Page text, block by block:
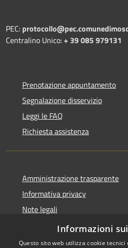
PEC:
Centralino Unico:+ 39 085 979131
Prenotazione appuntamento
Segnalazione disservizio
Leggi le FAQ
Richiesta assistenza
Amministrazione trasparente
Informativa privacy
Note legali
Dichiarazione di accessibilità
Informazioni
Questo sito web utilizza cookie